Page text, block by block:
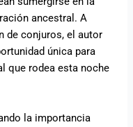
ancestral. A
de conjuros, el autor
única para
que rodea esta noche
la importancia